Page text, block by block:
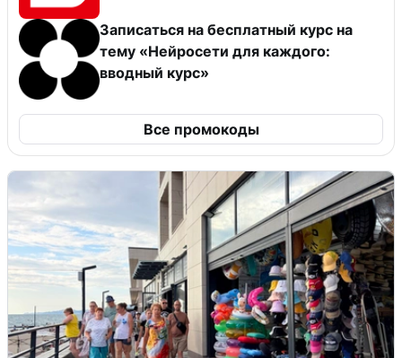
Записаться на бесплатный курс на
тему «Нейросети для каждого:
вводный курс»
Все промокоды